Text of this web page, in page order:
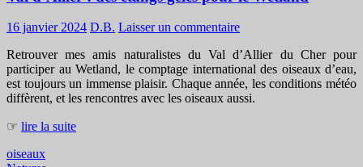
16 janvier 2024 D.B. Laisser un commentaire
Retrouver mes amis naturalistes du Val d’Allier du Cher pour
participer au Wetland, le comptage international des oiseaux d’eau,
est toujours un immense plaisir. Chaque année, les conditions météo
diffèrent, et les rencontres avec les oiseaux aussi.
☞ lire la suite
oiseaux